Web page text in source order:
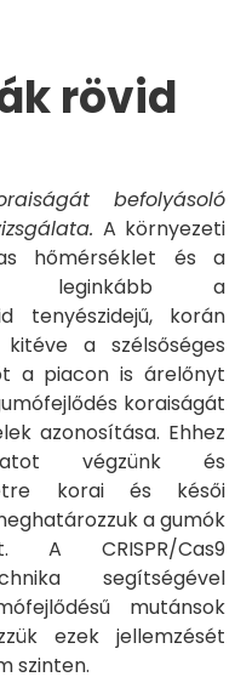
rövid
befolyásoló
A környezeti
hőmérséklet és a
leginkább a
tenyészidejű, korán
a szélsőséges
a piacon is árelőnyt
koraiságát
azonosítása. Ehhez
végzünk és
korai és késői
a gumók
A CRISPR/Cas9
segítségével
mutánsok
ezek jellemzését
szinten.